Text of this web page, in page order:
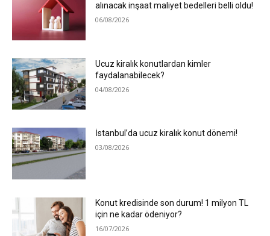
alınacak inşaat maliyet bedelleri belli oldu!
06/08/2026
Ucuz kiralık konutlardan kimler
faydalanabilecek?
04/08/2026
İstanbul’da ucuz kiralık konut dönemi!
03/08/2026
Konut kredisinde son durum! 1 milyon TL
için ne kadar ödeniyor?
16/07/2026